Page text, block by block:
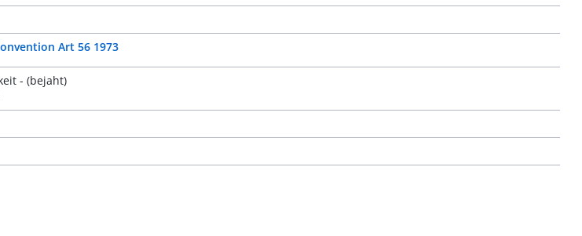
Art 56 1973
- (bejaht)